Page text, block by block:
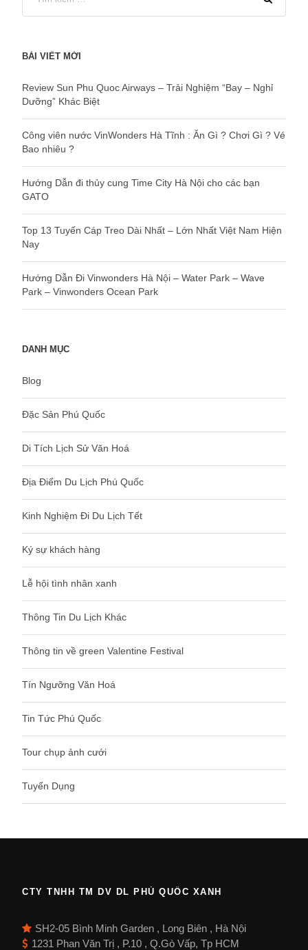
BÀI VIẾT MỚI
Review Sun Phu Quoc Airways – Trải Nghiệm “Bay – Nghỉ
Dưỡng” Khác Biệt
Công viên nước VinWonders Hà Tĩnh : Ăn Gì ? Chơi Gì ? Vé
Bao nhiêu ?
Hướng Dẫn đi thủy cung Time City Hà Nội cho các bạn
GATO
Top 13 Tuyến Cáp Treo Dài Nhất – Lớn Nhất Việt Nam Hiện
Nay
Hướng Dẫn Đi Vinwonders Hà Nội – Water Park – Wave
Park – Vinwonders Ocean Park
DANH MỤC
Blog
Đặc Sản Phú Quốc
Di Tích Lịch Sử Văn Hoá
Địa Điểm Du Lịch Phú Quốc
Kinh Nghiệm Đi Du Lịch Tết
Ký sự khách hàng
Lễ hội tình nhân xanh
Thông Tin Du Lịch Khác
Thông tin về green Valentine Festival
Tín Ngưỡng Văn Hoá
Tin Tức Phú Quốc
Tour chụp ảnh cưới
Tuyển Dụng
CTY TNHH TM DV DL PHÚ QUỐC XANH
SH2-05 Bình Minh Garden , Long Biên , Hà Nội
1231 Phan Văn Trị , P.10 , Q.Gò Vấp, Tp HCM